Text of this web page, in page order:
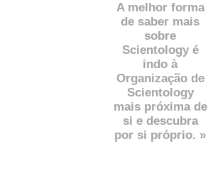
A melhor forma
de saber mais
sobre
Scientology é
indo à
Organização de
Scientology
mais próxima de
si e descubra
por si próprio. »